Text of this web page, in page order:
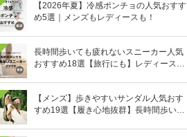
【2026年夏】冷感ポンチョの人気おすす
め5選｜メンズもレディースも！
長時間歩いても疲れないスニーカー人気
おすすめ18選【旅行にも】レディース・
【メンズ】歩きやすいサンダル人気おす
すめ19選【履き心地抜群】長時間歩いて